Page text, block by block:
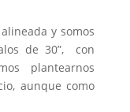
y somos
de 30”, con
plantearnos
aunque como